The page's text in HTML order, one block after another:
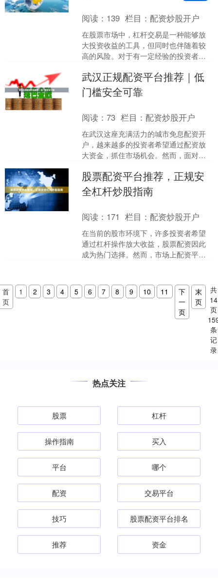
阅读： 139 栏目：配资炒股开户
在股票市场中，杠杆交易是一种能够放
大投资收益的工具，但同时也伴随着较
高的风险。对于有一定经验的投资者来
要。本文将为您详细介绍股票....
武汉正规配资平台推荐｜低
门槛安全可靠
阅读：73 栏目：配资炒股开户
在武汉这座充满活力的城市免息配资开
户，越来越多的投资者希望通过配资放
大资金，抓住市场机会。然而，面对众
全、低门槛的机构，成为投资....
股票配资平台推荐，正规安
全杠杆炒股指南
阅读： 171 栏目：配资炒股开户
在当前的股市环境下，许多投资者希望
通过杠杆操作放大收益，股票配资因此
成为热门选择。然而，市场上配资平台
首
页
1 2 3 4 5 6 7 8 9 10 11
下
一
页
末
页
共
14
页
条
记
录
热点关注
股票 杠杆
操作指南 买入
平台 哪个
配资 交易平台
技巧 股票配资平台排名
推荐 资金